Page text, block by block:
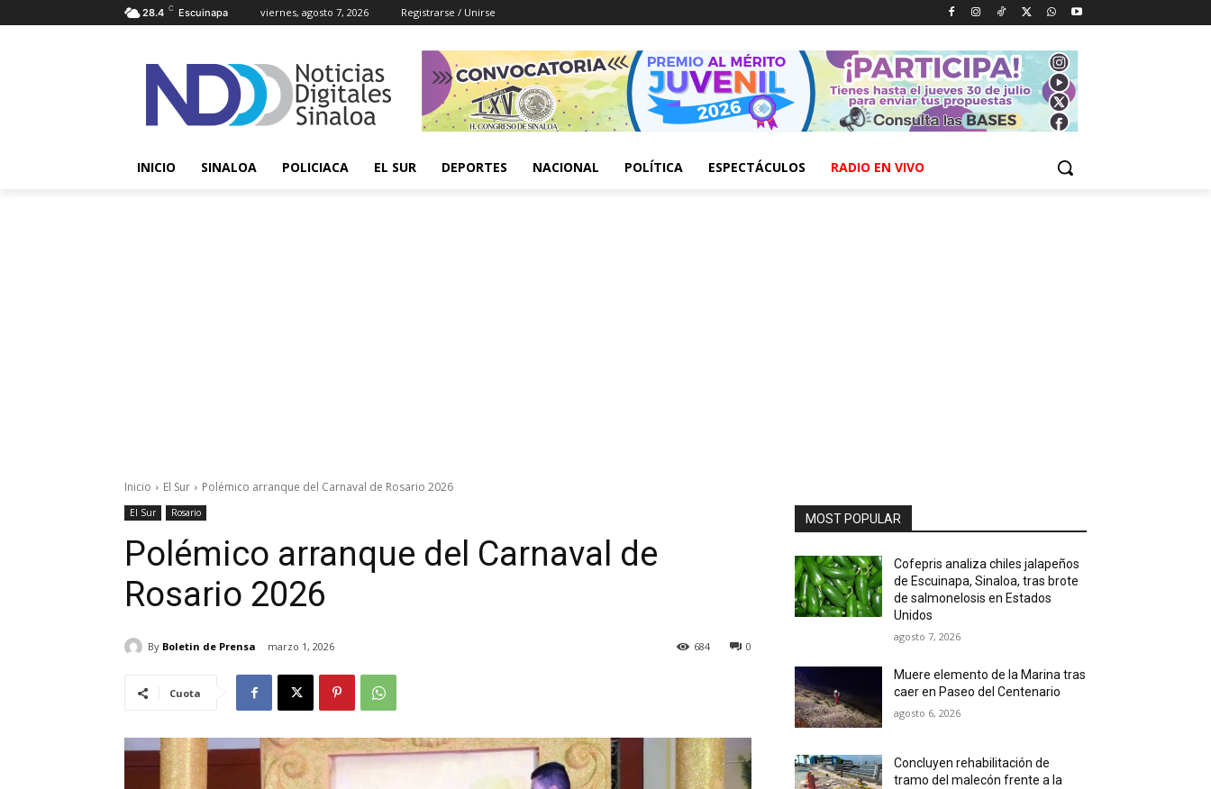
28.4 C Escuinapa viernes, agosto 7, 2026 Registrarse / Unirse
INICIO SINALOA POLICIACA EL SUR DEPORTES NACIONAL POLÍTICA ESPECTÁCULOS RADIO EN VIVO
Inicio El Sur Polémico arranque del Carnaval de Rosario 2026
El Sur Rosario
Polémico arranque del Carnaval de
Rosario 2026
By Boletin de Prensa marzo 1, 2026 0
684
Cuota
MOST POPULAR
Cofepris analiza chiles jalapeños
de Escuinapa, Sinaloa, tras brote
de salmonelosis en Estados
Unidos
agosto 7, 2026
Muere elemento de la Marina tras
caer en Paseo del Centenario
agosto 6, 2026
Concluyen rehabilitación de
tramo del malecón frente a la